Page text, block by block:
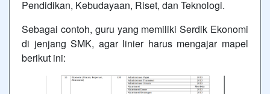
Pendidikan, Kebudayaan, Riset, dan Teknologi.
Sebagai contoh, guru yang memiliki Serdik Ekonomi
di jenjang SMK, agar linier harus mengajar mapel
berikut ini: